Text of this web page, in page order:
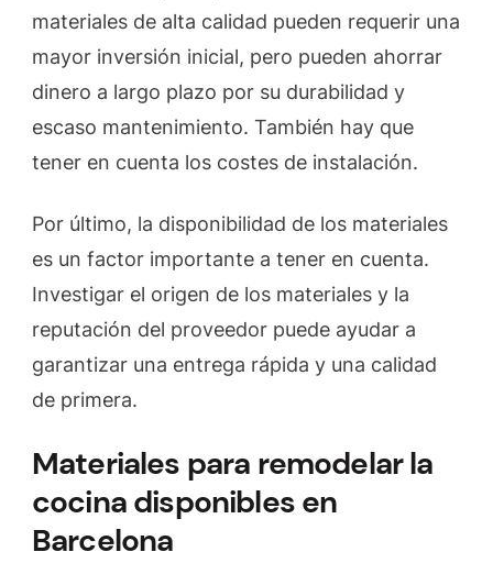
materiales de alta calidad pueden requerir una
mayor inversión inicial, pero pueden ahorrar
dinero a largo plazo por su durabilidad y
escaso mantenimiento. También hay que
tener en cuenta los costes de instalación.
Por último, la disponibilidad de los materiales
es un factor importante a tener en cuenta.
Investigar el origen de los materiales y la
reputación del proveedor puede ayudar a
garantizar una entrega rápida y una calidad
de primera.
Materiales para remodelar la
cocina disponibles en
Barcelona